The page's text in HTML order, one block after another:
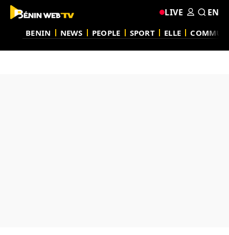
BENIN NEWS PEOPLE SPORT ELLE
LIVE EN